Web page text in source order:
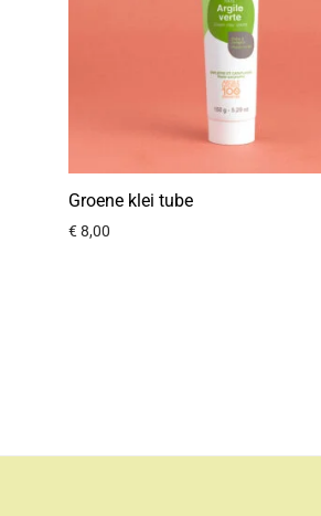
Groene klei tube
€8,00